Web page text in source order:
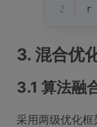
2
r
3. 混合优
3.1 算法融
采用两级优化框